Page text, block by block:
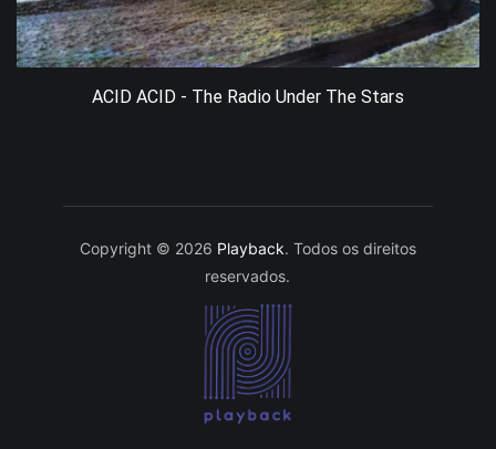
ACID ACID - The Radio Under The Stars
Copyright © 2026 Playback. Todos os direitos
reservados.